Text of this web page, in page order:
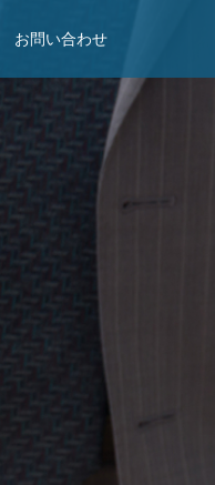
お問い合わせ